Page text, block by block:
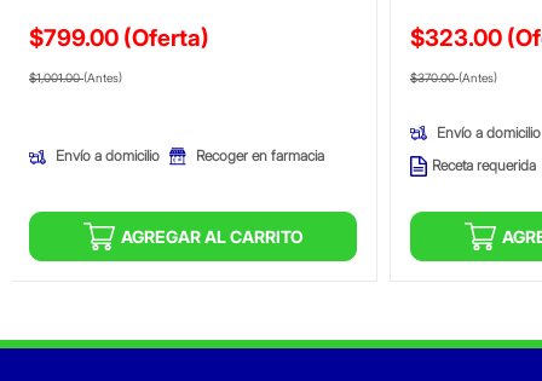
$799.00 (Oferta)
Precio reducido de
$1,001.00(Antes)(Oferta)
Envío a domicilio Recoger en farmacia
AGREGAR AL CARRITO
$323.00
Precio
$370.00(Antes)
Envío a domicilio
Receta requerida